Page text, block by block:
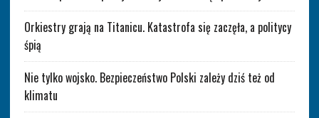
Orkiestry grają na Titanicu. Katastrofa się zaczęła, a politycy
śpią
Nie tylko wojsko. Bezpieczeństwo Polski zależy dziś też od
klimatu